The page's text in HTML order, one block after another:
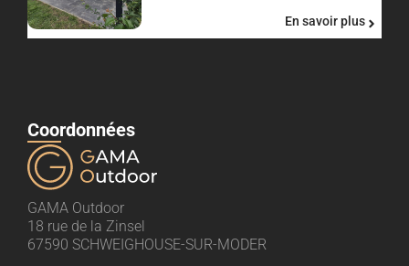
En savoir plus
Coordonnées
GAMA Outdoor
18 rue de la Zinsel
67590 SCHWEIGHOUSE-SUR-MODER